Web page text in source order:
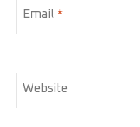
Email *
Website